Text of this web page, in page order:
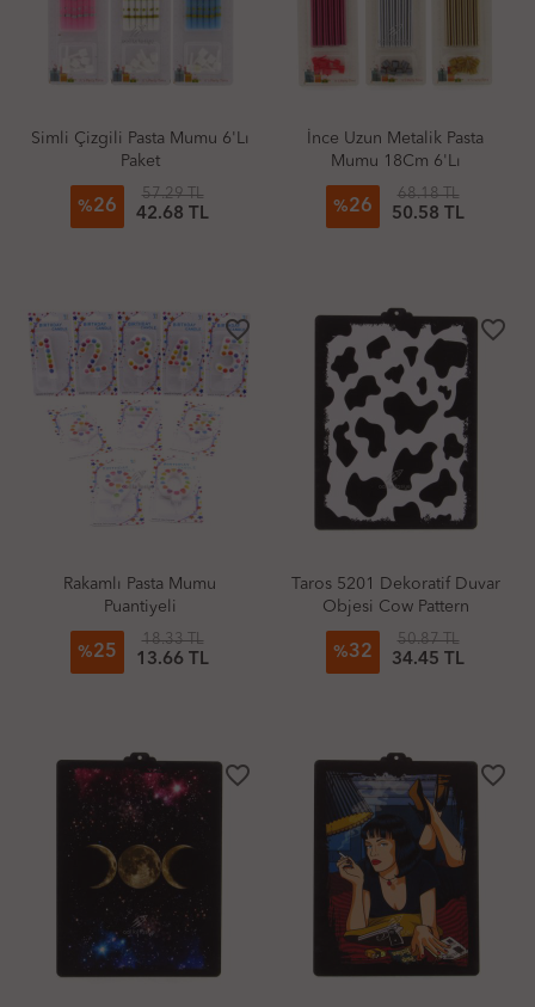
Simli Çizgili Pasta Mumu 6'Lı
Paket
%26
57.29 TL
42.68 TL
İnce Uzun Metalik Pasta
Mumu 18Cm 6'Lı
%26
68.18 TL
50.58 TL
favorite_border
Rakamlı Pasta Mumu
Puantiyeli
%25
18.33 TL
13.66 TL
favorite_border
Taros 5201 Dekoratif Duvar
Objesi Cow Pattern
%32
50.87 TL
34.45 TL
favorite_border favorite_border